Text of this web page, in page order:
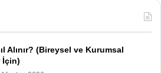
Alınır? (Bireysel ve Kurumsal
İçin)